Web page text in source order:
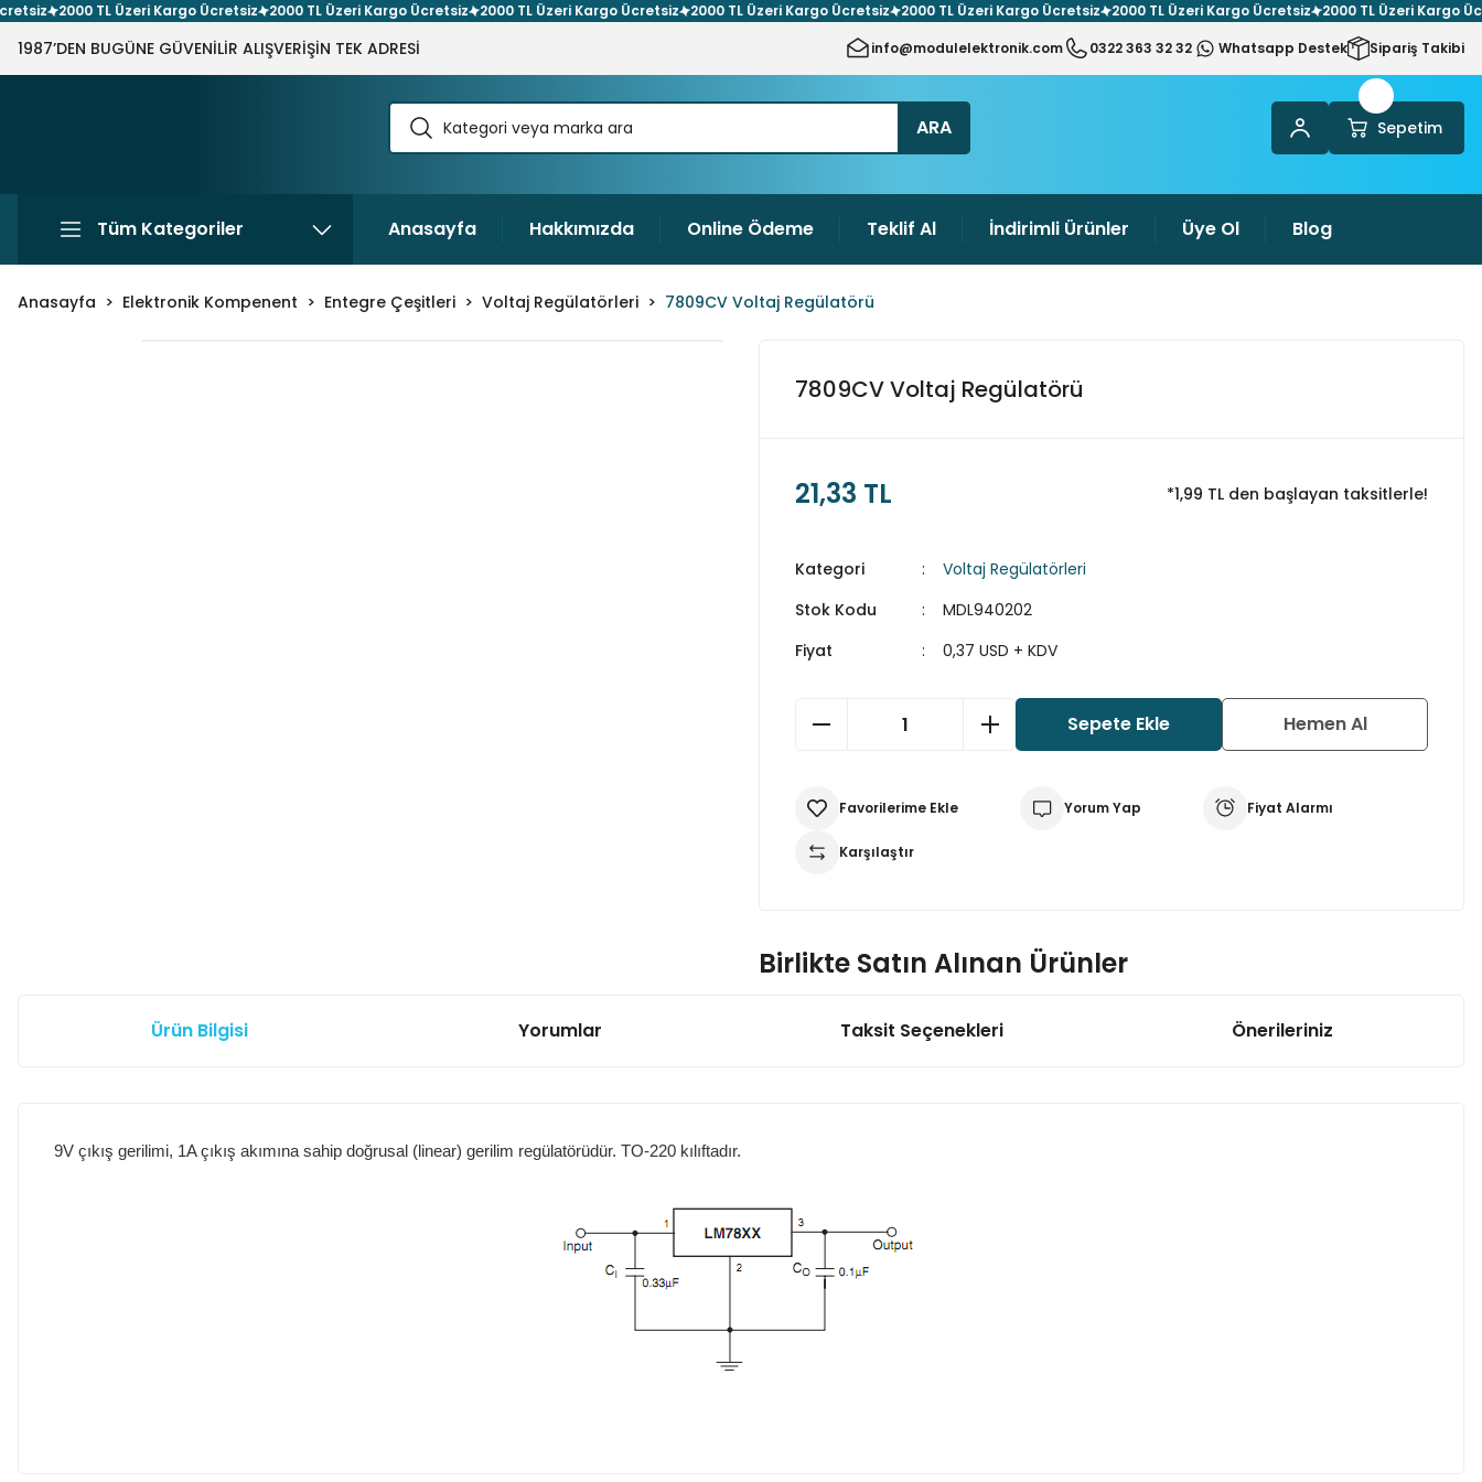
2000 TL Üzeri Kargo Ücretsiz 2000 TL Üzeri Kargo Ücretsiz 2000 TL Üzeri Kargo Ücretsiz 2000 TL Üzeri Kargo Ücretsiz 2000 TL Üzeri Kargo Ücretsiz 2000 TL Üzeri Kargo Ücretsiz 2000 TL Üzeri Kargo
1987’DEN BUGÜNE GÜVENİLİR ALIŞVERİŞİN TEK ADRESİ info@modulelektronik.com 0322 363 32 32 Whatsapp Destek Sipariş Takibi
ARA Sepetim
Tüm Kategoriler Anasayfa Hakkımızda Online Ödeme Teklif Al İndirimli Ürünler Üye Ol Blog
Anasayfa Elektronik Kompenent Entegre Çeşitleri Voltaj Regülatörleri 7809CV Voltaj Regülatörü
7809CV Voltaj Regülatörü
21,33 TL *1,99 TL den başlayan taksitlerle!
Kategori
Voltaj Regülatörleri
Stok Kodu
MDL940202
Fiyat
0,37 USD + KDV
Sepete Ekle Hemen Al
Yorum Yap Fiyat Alarmı
Karşılaştır
Birlikte Satın Alınan Ürünler
7805CV Voltaj Regülatörü
7808CV Voltaj Regülatörü
21,31 TL
Ürün Bilgisi Yorumlar Taksit Seçenekleri Önerileriniz
9V çıkış gerilimi, 1A çıkış akımına sahip doğrusal (linear) gerilim regülatörüdür. TO-220 kılıftadır.